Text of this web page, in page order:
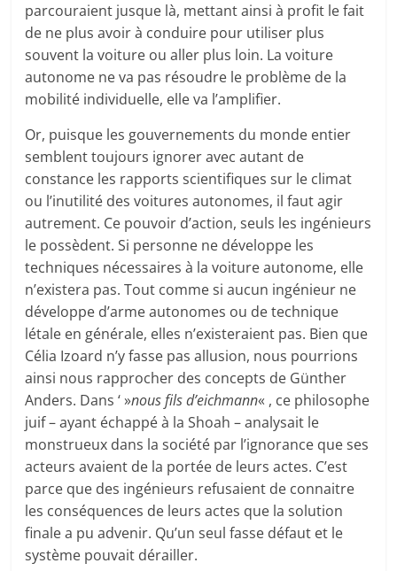
parcouraient jusque là, mettant ainsi à profit le fait
de ne plus avoir à conduire pour utiliser plus
souvent la voiture ou aller plus loin. La voiture
autonome ne va pas résoudre le problème de la
mobilité individuelle, elle va l’amplifier.
Or, puisque les gouvernements du monde entier
semblent toujours ignorer avec autant de
constance les rapports scientifiques sur le climat
ou l’inutilité des voitures autonomes, il faut agir
autrement. Ce pouvoir d’action, seuls les ingénieurs
le possèdent. Si personne ne développe les
techniques nécessaires à la voiture autonome, elle
n’existera pas. Tout comme si aucun ingénieur ne
développe d’arme autonomes ou de technique
létale en générale, elles n’existeraient pas. Bien que
Célia Izoard n’y fasse pas allusion, nous pourrions
ainsi nous rapprocher des concepts de Günther
Anders. Dans ‘ »nous fils d’eichmann« , ce philosophe
juif – ayant échappé à la Shoah – analysait le
monstrueux dans la société par l’ignorance que ses
acteurs avaient de la portée de leurs actes. C’est
parce que des ingénieurs refusaient de connaitre
les conséquences de leurs actes que la solution
finale a pu advenir. Qu’un seul fasse défaut et le
système pouvait dérailler.